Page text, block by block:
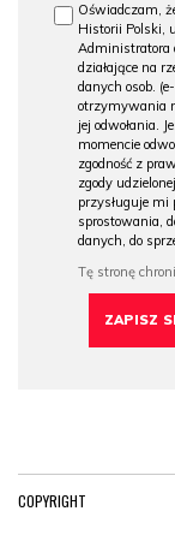
Oświadczam,
Historii Polski,
Administratora
działające na
danych osob.
otrzymywania
jej odwołania.
momencie
zgodność z
zgody
przysługuje mi
sprostowania,
danych, do
COPYRIGHT